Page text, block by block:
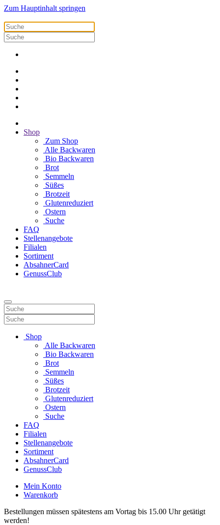
Zum Hauptinhalt springen
Shop
Zum Shop
Alle Backwaren
Bio Backwaren
Brot
Semmeln
Süßes
Brotzeit
Glutenreduziert
Ostern
Suche
FAQ
Stellenangebote
Filialen
Sortiment
AbsahnerCard
GenussClub
Shop
Alle Backwaren
Bio Backwaren
Brot
Semmeln
Süßes
Brotzeit
Glutenreduziert
Ostern
Suche
FAQ
Filialen
Stellenangebote
Sortiment
AbsahnerCard
GenussClub
Mein Konto
Warenkorb
Bestellungen müssen spätestens am Vortag bis 15.00 Uhr getätigt
werden!